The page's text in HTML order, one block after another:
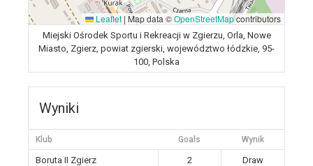
Leaflet | Map data ©OpenStreetMapcontributors
Miejski Ośrodek Sportu i Rekreacji w Zgierzu, Orla, Nowe
Miasto, Zgierz, powiat zgierski, województwo łódzkie, 95-
100, Polska
Wyniki
Klub Goals Wynik
Boruta II Zgierz 2
Draw